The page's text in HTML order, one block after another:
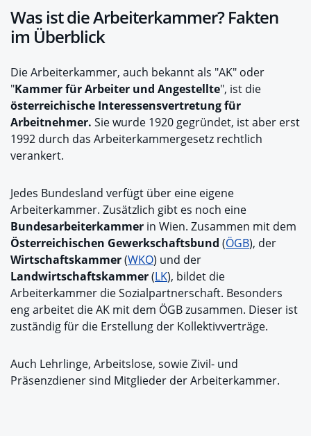
Was ist die Arbeiterkammer? Fakten
im Überblick
Die Arbeiterkammer, auch bekannt als "AK" oder
"Kammer für Arbeiter und Angestellte", ist die
österreichische Interessensvertretung für
Arbeitnehmer. Sie wurde 1920 gegründet, ist aber erst
1992 durch das Arbeiterkammergesetz rechtlich
verankert.
Jedes Bundesland verfügt über eine eigene
Arbeiterkammer. Zusätzlich gibt es noch eine
Bundesarbeiterkammer in Wien. Zusammen mit dem
Österreichischen Gewerkschaftsbund (ÖGB), der
Wirtschaftskammer(WKO) und der
Landwirtschaftskammer(LK), bildet die
Arbeiterkammer die Sozialpartnerschaft. Besonders
eng arbeitet die AK mit dem ÖGB zusammen. Dieser ist
zuständig für die Erstellung der Kollektivverträge.
Auch Lehrlinge, Arbeitslose, sowie Zivil- und
Präsenzdiener sind Mitglieder der Arbeiterkammer.